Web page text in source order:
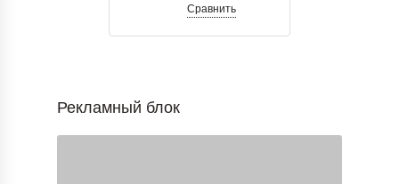
Сравнить
Рекламный блок